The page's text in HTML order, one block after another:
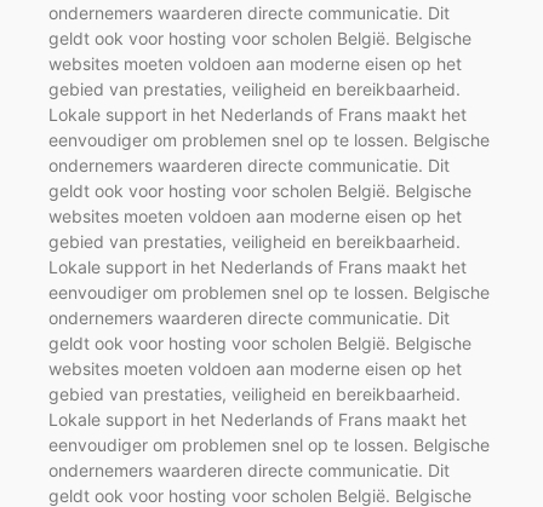
ondernemers waarderen directe communicatie. Dit
geldt ook voor hosting voor scholen België. Belgische
websites moeten voldoen aan moderne eisen op het
gebied van prestaties, veiligheid en bereikbaarheid.
Lokale support in het Nederlands of Frans maakt het
eenvoudiger om problemen snel op te lossen. Belgische
ondernemers waarderen directe communicatie. Dit
geldt ook voor hosting voor scholen België. Belgische
websites moeten voldoen aan moderne eisen op het
gebied van prestaties, veiligheid en bereikbaarheid.
Lokale support in het Nederlands of Frans maakt het
eenvoudiger om problemen snel op te lossen. Belgische
ondernemers waarderen directe communicatie. Dit
geldt ook voor hosting voor scholen België. Belgische
websites moeten voldoen aan moderne eisen op het
gebied van prestaties, veiligheid en bereikbaarheid.
Lokale support in het Nederlands of Frans maakt het
eenvoudiger om problemen snel op te lossen. Belgische
ondernemers waarderen directe communicatie. Dit
geldt ook voor hosting voor scholen België. Belgische